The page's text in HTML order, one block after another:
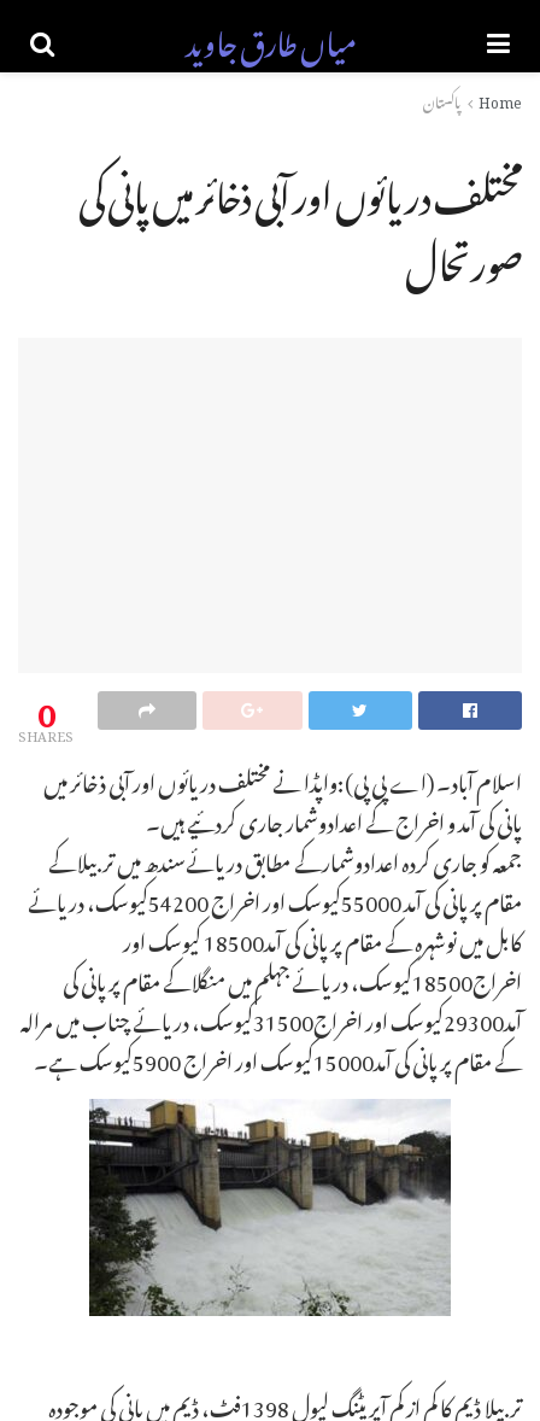
میاں طارق جاوید
Home پاکستان
مختلف دریائوں اور آبی ذخائر میں پانی کی
صورتحال
0
SHARES
اسلام آباد۔ (اے پی پی):واپڈا نے مختلف دریائوں اور آبی ذخائر میں
پانی کی آمد و اخراج کے اعدادوشمار جاری کردئیے ہیں۔
جمعہ کو جاری کردہ اعدادوشمارکے مطابق دریائےسندھ میں تربیلاکے
مقام پر پانی کی آمد 55000کیوسک اور اخراج 54200کیوسک، دریائے
کابل میں نوشہرہ کے مقام پر پانی کی آمد18500 کیوسک اور
اخراج18500کیوسک، دریائے جہلم میں منگلاکے مقام پر پانی کی
آمد29300کیوسک اور اخراج31500کیوسک، دریائے چناب میں مرالہ
کے مقام پر پانی کی آمد15000کیوسک اور اخراج 5900کیوسک ہے۔
تربیلا ڈیم کا کم از کم آپریٹنگ لیول 1398فٹ، ڈیم میں پانی کی موجودہ